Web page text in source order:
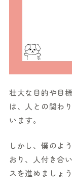
壮大な目的や目
は、人との関わ
います。
しかし、僕のよ
おり、人付き合
スを進めましょう